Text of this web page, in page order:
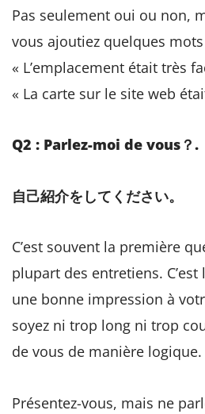
Pas seulement oui ou non,
vous ajoutiez quelques
« L’emplacement était très
« La carte sur le site web
Q2 : Parlez-moi de vous？.
自己紹介をしてください。
C’est souvent la première
plupart des entretiens. C’est
une bonne impression à
soyez ni trop long ni trop
de vous de manière logique.
Présentez-vous, mais ne